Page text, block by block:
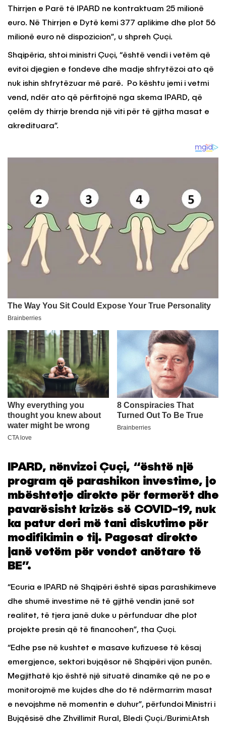
Thirrjen e Parë të IPARD ne kontraktuam 25 milionë
euro. Në Thirrjen e Dytë kemi 377 aplikime dhe plot 56
milionë euro në dispozicion”, u shpreh Çuçi.
Shqipëria, shtoi ministri Çuçi, “është vendi i vetëm që
evitoi djegien e fondeve dhe madje shfrytëzoi ato që
nuk ishin shfrytëzuar më parë. Po kështu jemi i vetmi
vend, ndër ato që përfitojnë nga skema IPARD, që
çelëm dy thirrje brenda një viti për të gjitha masat e
akredituara”.
IPARD, nënvizoi Çuçi, “është një
program që parashikon investime, jo
mbështetje direkte për fermerët dhe
pavarësisht krizës së COVID-19, nuk
ka patur deri më tani diskutime për
modifikimin e tij. Pagesat direkte
janë vetëm për vendet anëtare të
BE”.
“Ecuria e IPARD në Shqipëri është sipas parashikimeve
dhe shumë investime në të gjithë vendin janë sot
realitet, të tjera janë duke u përfunduar dhe plot
projekte presin që të financohen”, tha Çuçi.
“Edhe pse në kushtet e masave kufizuese të kësaj
emergjence, sektori bujqësor në Shqipëri vijon punën.
Megjithatë kjo është një situatë dinamike që ne po e
monitorojmë me kujdes dhe do të ndërmarrim masat
e nevojshme në momentin e duhur”, përfundoi Ministri i
Bujqësisë dhe Zhvillimit Rural, Bledi Çuçi./Burimi:Atsh